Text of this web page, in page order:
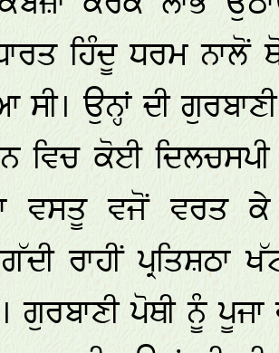
ਹਿੰਦੂ ਧਰਮ ਨਾਲੋਂ
ਸੀ। ਉਨ੍ਹਾਂ ਦੀ
ਵਿਚ ਕੋਈ ਦਿਲਚਸਪੀ
ਵਸਤੂ ਵਜੋਂ ਵਰਤ ਕੇ
ਰਾਹੀਂ
ਗੁਰਬਾਣੀ ਪੋਥੀ ਨੂੰ